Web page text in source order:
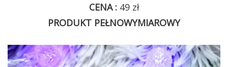
CENA : 49 zł
PRODUKT PEŁNOWYMIAROWY